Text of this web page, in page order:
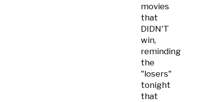
movies
that
DIDN'T
win,
reminding
the
"losers"
tonight
that